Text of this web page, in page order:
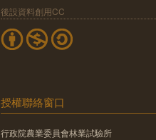
後設資料創用CC
授權聯絡窗口
行政院農業委員會林業試驗所